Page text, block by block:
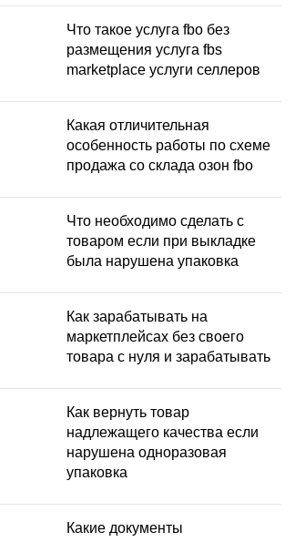
Что такое услуга fbo без
размещения услуга fbs
marketplace услуги селлеров
Какая отличительная
особенность работы по схеме
продажа со склада озон fbo
Что необходимо сделать с
товаром если при выкладке
была нарушена упаковка
Как зарабатывать на
маркетплейсах без своего
товара с нуля и зарабатывать
Как вернуть товар
надлежащего качества если
нарушена одноразовая
упаковка
Какие документы